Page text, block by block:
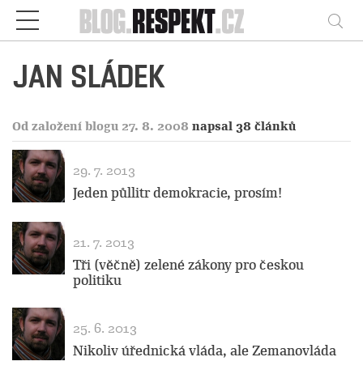
Respekt
JAN SLÁDEK
Od založení blogu 27. 8. 2008 napsal 38 článků
29. 7. 2013
Jeden půllitr demokracie, prosím!
21. 7. 2013
Tři (věčně) zelené zákony pro českou
politiku
25. 6. 2013
Nikoliv úřednická vláda, ale Zemanovláda